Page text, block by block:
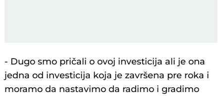
- Dugo smo pričali o ovoj investicija ali je ona
jedna od investicija koja je završena pre roka i
moramo da nastavimo da radimo i gradimo